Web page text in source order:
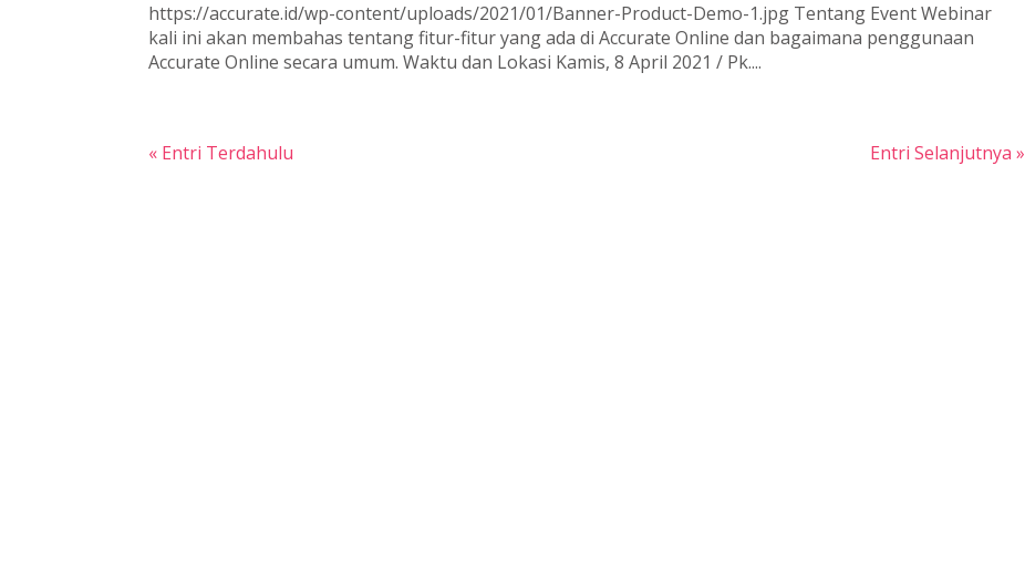
https://accurate.id/wp-content/uploads/2021/01/Banner-Product-Demo-1.jpg Tentang Event Webinar
kali ini akan membahas tentang fitur-fitur yang ada di Accurate Online dan bagaimana penggunaan
Accurate Online secara umum. Waktu dan Lokasi Kamis, 8 April 2021 / Pk....
« Entri Terdahulu Entri Selanjutnya »